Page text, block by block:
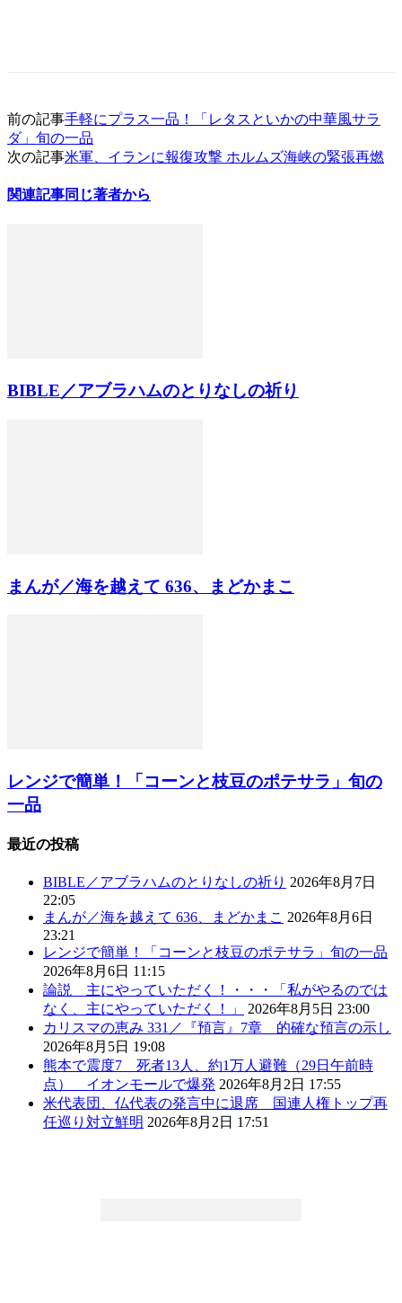
前の記事手軽にプラス一品！「レタスといかの中華風サラ
ダ」旬の一品
次の記事米軍、イランに報復攻撃 ホルムズ海峡の緊張再燃
関連記事同じ著者から
BIBLE／アブラハムのとりなしの祈り
まんが／海を越えて 636、まどかまこ
レンジで簡単！「コーンと枝豆のポテサラ」旬の
一品
最近の投稿
BIBLE／アブラハムのとりなしの祈り 2026年8月7日
22:05
まんが／海を越えて 636、まどかまこ 2026年8月6日
23:21
レンジで簡単！「コーンと枝豆のポテサラ」旬の一品
2026年8月6日 11:15
論説 主にやっていただく！・・・「私がやるのでは
なく、主にやっていただく！」
2026年8月5日 23:00
カリスマの恵み 331／『預言』7章 的確な預言の示し
2026年8月5日 19:08
熊本で震度7 死者13人、約1万人避難（29日午前時
点） イオンモールで爆発 2026年8月2日 17:55
米代表団、仏代表の発言中に退席 国連人権トップ再
任巡り対立鮮明 2026年8月2日 17:51